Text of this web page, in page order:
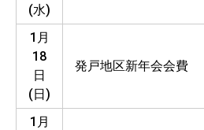
(水)
1月
18
日
(日)
発戸地区新年会会費
1月